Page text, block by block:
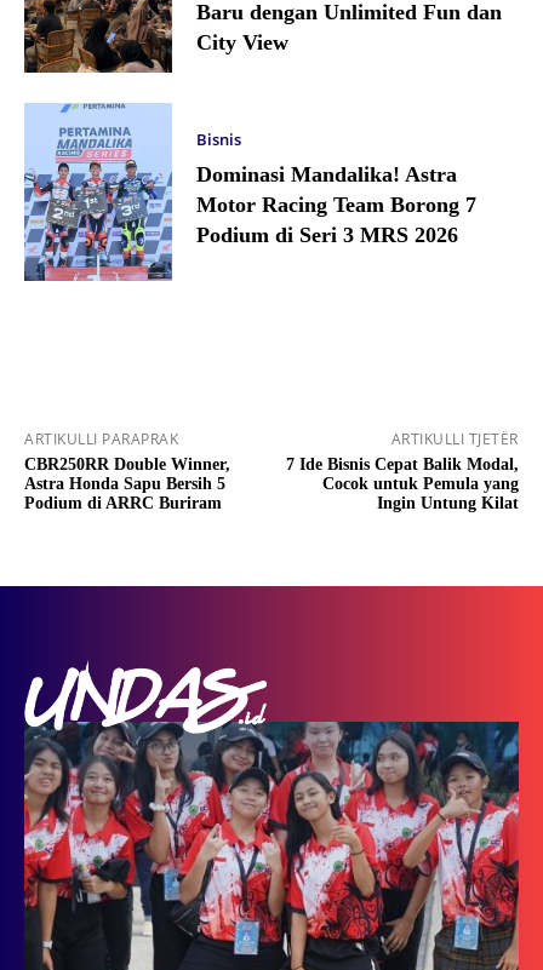
Baru dengan Unlimited Fun dan
City View
Bisnis
Dominasi Mandalika! Astra
Motor Racing Team Borong 7
Podium di Seri 3 MRS 2026
ARTIKULLI PARAPRAK
CBR250RR Double Winner,
Astra Honda Sapu Bersih 5
Podium di ARRC Buriram
ARTIKULLI TJETËR
7 Ide Bisnis Cepat Balik Modal,
Cocok untuk Pemula yang
Ingin Untung Kilat